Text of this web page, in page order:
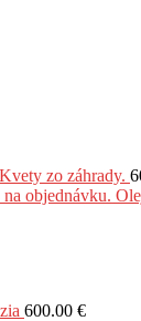
zo záhrady.
600.00 €